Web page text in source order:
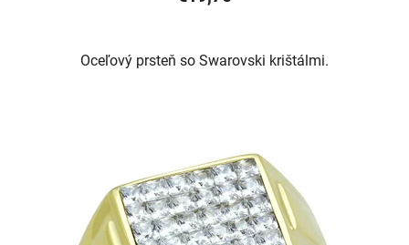
Oceľový prsteň so Swarovski krištálmi.